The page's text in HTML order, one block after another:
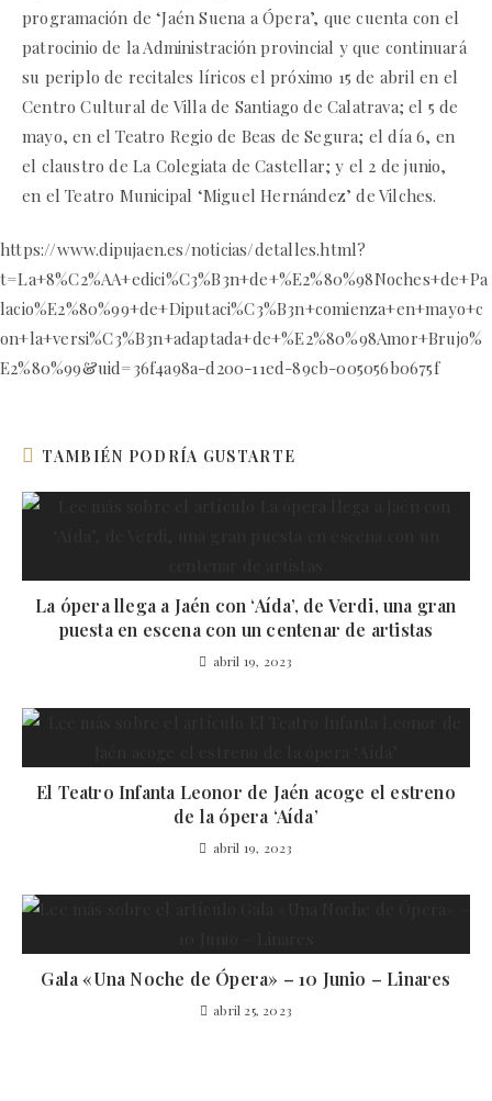
programación de ‘Jaén Suena a Ópera’, que cuenta con el
patrocinio de la Administración provincial y que continuará
su periplo de recitales líricos el próximo 15 de abril en el
Centro Cultural de Villa de Santiago de Calatrava; el 5 de
mayo, en el Teatro Regio de Beas de Segura; el día 6, en
el claustro de La Colegiata de Castellar; y el 2 de junio,
en el Teatro Municipal ‘Miguel Hernández’ de Vilches.
https://www.dipujaen.es/noticias/detalles.html?
t=La+8%C2%AA+edici%C3%B3n+de+%E2%80%98Noches+de+Pa
lacio%E2%80%99+de+Diputaci%C3%B3n+comienza+en+mayo+c
on+la+versi%C3%B3n+adaptada+de+%E2%80%98Amor+Brujo%
E2%80%99&uid=36f4a98a-d200-11ed-89cb-005056b0675f
TAMBIÉN PODRÍA GUSTARTE
La ópera llega a Jaén con ‘Aída’, de Verdi, una gran
puesta en escena con un centenar de artistas
abril 19, 2023
El Teatro Infanta Leonor de Jaén acoge el estreno
de la ópera ‘Aída’
abril 19, 2023
Gala «Una Noche de Ópera» – 10 Junio – Linares
abril 25, 2023